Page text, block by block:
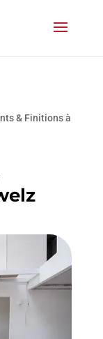
& Finitions à